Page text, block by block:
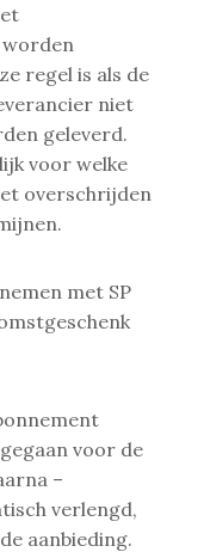
worden
regel is als de
niet
geleverd.
voor welke
overschrijden
met SP
voor de
–
verlengd,
aanbieding.